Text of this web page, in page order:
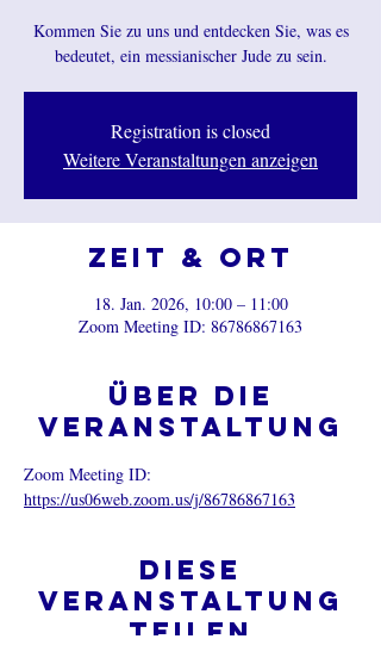
Kommen Sie zu uns und entdecken Sie, was es
bedeutet, ein messianischer Jude zu sein.
Registration is closed
Weitere Veranstaltungen anzeigen
Zeit & Ort
18. Jan. 2026, 10:00 – 11:00
Zoom Meeting ID: 86786867163
Über die
Veranstaltung
Zoom Meeting ID:
https://us06web.zoom.us/j/86786867163
Diese
Veranstaltung
teilen